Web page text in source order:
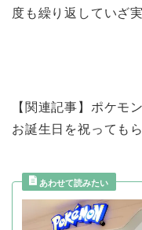
度も繰り返していざ実
【関連記事】ポケモ
お誕生日を祝っても